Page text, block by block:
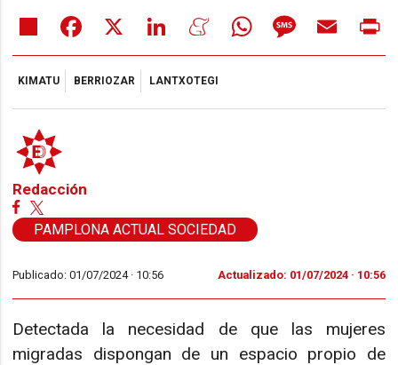
Share Facebook LinkedIn MeneameWhatsAppMessageEmail
KIMATU BERRIOZAR LANTXOTEGI
Redacción
PAMPLONA ACTUAL SOCIEDAD
Publicado: 01/07/2024 · 10:56 Actualizado: 01/07/2024 · 10:56
Detectada la necesidad de que las mujeres
migradas dispongan de un espacio propio de